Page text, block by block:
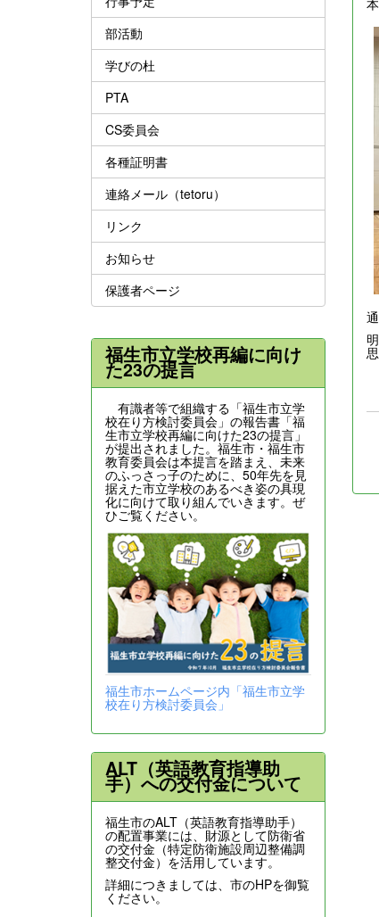
部活動
学びの杜
PTA
CS委員会
各種証明書
連絡メール（tetoru）
リンク
お知らせ
保護者ページ
福生市立学校再編に向け
た23の提言
有識者等で組織する「福生市立学
校在り方検討委員会」の報告書「福
生市立学校再編に向けた23の提言」
が提出されました。福生市・福生市
教育委員会は本提言を踏まえ、未来
のふっさっ子のために、50年先を見
据えた市立学校のあるべき姿の具現
化に向けて取り組んでいきます。ぜ
ひご覧ください。
福生市ホームページ内「福生市立学
校在り方検討委員会」
ALT（英語教育指導助
手）への交付金について
福生市のALT（英語教育指導助手）
の配置事業には、財源として防衛省
の交付金（特定防衛施設周辺整備調
整交付金）を活用しています。
詳細につきましては、市のHPを御覧
ください。